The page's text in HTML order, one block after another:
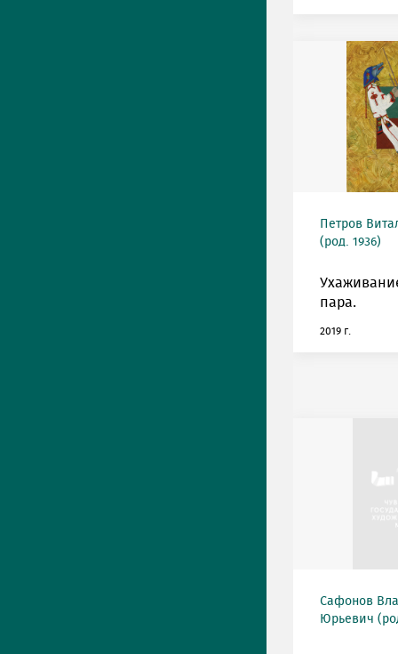
Петров
(род. 1936)
пара.
2019 г.
Сафонов
Юрьевич